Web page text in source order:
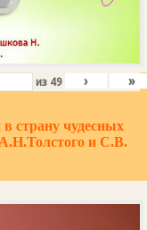
из 49 › »
страну чудесных
и С.В.